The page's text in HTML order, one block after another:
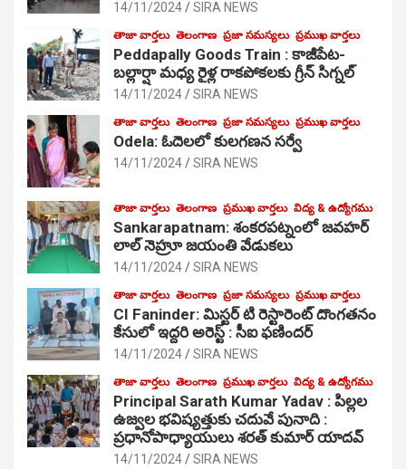
14/11/2024 SIRA NEWS
తాజా వార్తలు తెలంగాణ ప్రజా సమస్యలు ప్రముఖ వార్తలు
Peddapally Goods Train : కాజీపేట-
బల్లార్షా మధ్య రైళ్ల రాకపోకలకు గ్రీన్ సిగ్నల్
14/11/2024 SIRA NEWS
తాజా వార్తలు తెలంగాణ ప్రజా సమస్యలు ప్రముఖ వార్తలు
Odela: ఓదెలలో కులగణన సర్వే
14/11/2024 SIRA NEWS
తాజా వార్తలు తెలంగాణ ప్రముఖ వార్తలు విద్య & ఉద్యోగము
Sankarapatnam: శంకరపట్నంలో జవహర్
లాల్ నెహ్రూ జయంతి వేడుకలు
14/11/2024 SIRA NEWS
తాజా వార్తలు తెలంగాణ ప్రజా సమస్యలు ప్రముఖ వార్తలు
CI Faninder: మిస్టర్ టి రెస్టారెంట్ దొంగతనం
కేసులో ఇద్దరి అరెస్ట్ : సీఐ ఫణిందర్
14/11/2024 SIRA NEWS
తాజా వార్తలు తెలంగాణ ప్రముఖ వార్తలు విద్య & ఉద్యోగము
Principal Sarath Kumar Yadav : పిల్లల
ఉజ్వల భవిష్యత్తుకు చదువే పునాది :
ప్రధానోపాధ్యాయులు శరత్ కుమార్ యాదవ్
14/11/2024 SIRA NEWS